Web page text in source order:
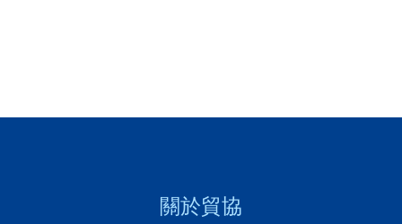
關於貿協